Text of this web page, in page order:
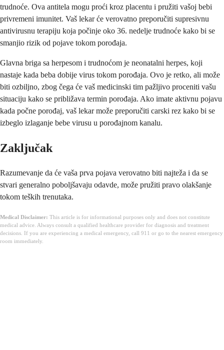
trudnoće. Ova antitela mogu proći kroz placentu i pružiti vašoj bebi
privremeni imunitet. Vaš lekar će verovatno preporučiti supresivnu
antivirusnu terapiju koja počinje oko 36. nedelje trudnoće kako bi se
smanjio rizik od pojave tokom porođaja.
Glavna briga sa herpesom i trudnoćom je neonatalni herpes, koji
nastaje kada beba dobije virus tokom porođaja. Ovo je retko, ali može
biti ozbiljno, zbog čega će vaš medicinski tim pažljivo proceniti vašu
situaciju kako se približava termin porođaja. Ako imate aktivnu pojavu
kada počne porođaj, vaš lekar može preporučiti carski rez kako bi se
izbeglo izlaganje bebe virusu u porođajnom kanalu.
Zaključak
Razumevanje da će vaša prva pojava verovatno biti najteža i da se
stvari generalno poboljšavaju odavde, može pružiti pravo olakšanje
tokom teških trenutaka.
Medical Disclaimer: This article is for informational purposes only and does not constitute
medical advice. Always consult a qualified healthcare provider for diagnosis and treatment
decisions. If you are experiencing a medical emergency, call 911 or go to the nearest emergency
room immediately.